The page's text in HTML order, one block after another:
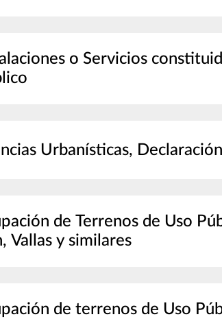
o Servicios
Urbanísticas,
de Terrenos de Uso
Vallas y similares
de terrenos de Uso